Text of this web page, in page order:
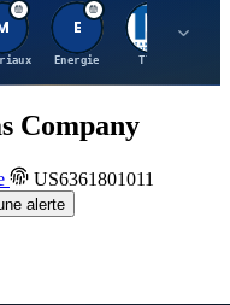
E
Energie TTWO
Company
US6361801011
alerte